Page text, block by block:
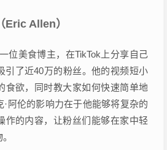
Eric Allen）
位美食博主，在TikTok上分享自己
引了近40万的粉丝。他的视频短小
食欲，同时教大家如何快速简单地
阿伦的影响力在于他能够将复杂的
作的内容，让粉丝们能够在家中轻